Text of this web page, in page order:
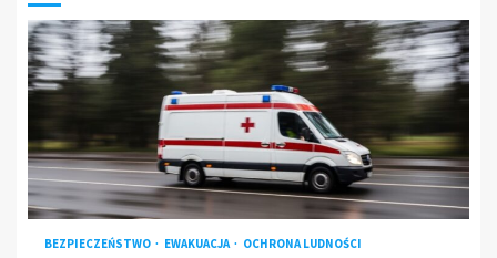
BEZPIECZEŃSTWO EWAKUACJA OCHRONA LUDNOŚCI